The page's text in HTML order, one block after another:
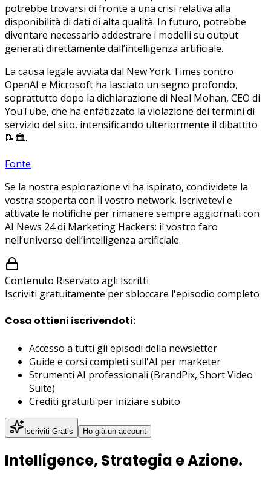
potrebbe trovarsi di fronte a una crisi relativa alla
disponibilità di dati di alta qualità. In futuro, potrebbe
diventare necessario addestrare i modelli su output
generati direttamente dall’intelligenza artificiale.
La causa legale avviata dal New York Times contro
OpenAI e Microsoft ha lasciato un segno profondo,
soprattutto dopo la dichiarazione di Neal Mohan, CEO di
YouTube, che ha enfatizzato la violazione dei termini di
servizio del sito, intensificando ulteriormente il dibattito
📝🏛.
Fonte
Se la nostra esplorazione vi ha ispirato, condividete la
vostra scoperta con il vostro network. Iscrivetevi e
attivate le notifiche per rimanere sempre aggiornati con
AI News 24 di Marketing Hackers: il vostro faro
nell’universo dell’intelligenza artificiale.
Contenuto Riservato agli Iscritti
Iscriviti gratuitamente per sbloccare l'episodio completo
Cosa ottieni iscrivendoti:
Accesso a tutti gli episodi della newsletter
Guide e corsi completi sull'AI per marketer
Strumenti AI professionali (BrandPix, Short Video
Suite)
Crediti gratuiti per iniziare subito
Iscriviti Gratis Ho già un account
Intelligence, Strategia e Azione.